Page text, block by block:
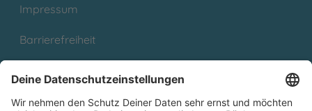
Impressum
Barrierefreiheit
Partnerprogramm (Affiliate)